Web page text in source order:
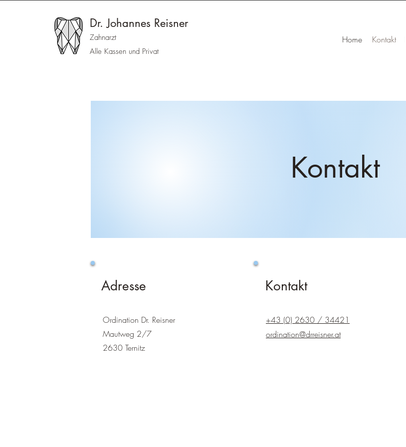
Dr. Johannes Reisner
Zahnarzt
Alle Kassen und Privat
Home Kontakt
Kontakt
Adresse
Ordination Dr. Reisner
Mautweg 2/7
2630 Ternitz
Kontakt
+43 (0) 2630 / 34421
ordination@drreisner.at